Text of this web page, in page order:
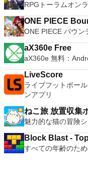
RPGトーラムオン
ONE PIECE
ONE PIECE バウン
aX360e Free
aX360e 無料：
LiveScore
ライブフットボー
ンアプリ
ねこ旅 放置
魅力的な猫の冒険
Block Blast -
すべての年齢のた